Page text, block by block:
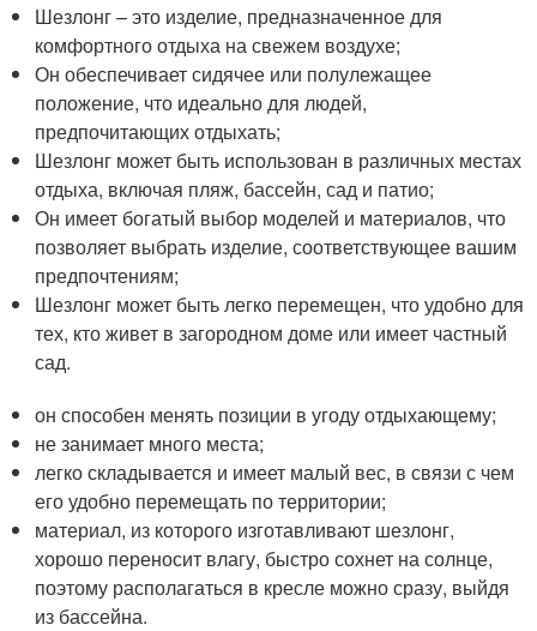
Шезлонг – это изделие, предназначенное для
комфортного отдыха на свежем воздухе;
Он обеспечивает сидячее или полулежащее
положение, что идеально для людей,
предпочитающих отдыхать;
Шезлонг может быть использован в различных местах
отдыха, включая пляж, бассейн, сад и патио;
Он имеет богатый выбор моделей и материалов, что
позволяет выбрать изделие, соответствующее вашим
предпочтениям;
Шезлонг может быть легко перемещен, что удобно для
тех, кто живет в загородном доме или имеет частный
сад.
он способен менять позиции в угоду отдыхающему;
не занимает много места;
легко складывается и имеет малый вес, в связи с чем
его удобно перемещать по территории;
материал, из которого изготавливают шезлонг,
хорошо переносит влагу, быстро сохнет на солнце,
поэтому располагаться в кресле можно сразу, выйдя
из бассейна.